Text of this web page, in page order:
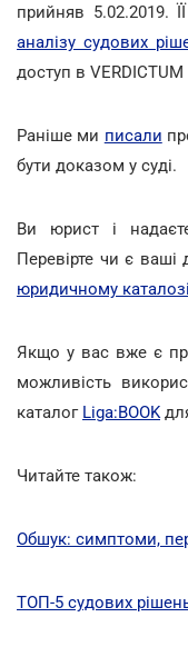
прийняв 5.02.2019.
аналізу судових
доступ в
Раніше ми писали
бути доказом у суді.
Ви юрист і
Перевірте чи є ваші
юридичному
Якщо у вас вже є
можливість
каталог Liga:BOOK
Читайте також:
Обшук: симптоми,
ТОП-5 судових